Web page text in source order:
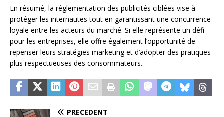
En résumé, la réglementation des publicités ciblées vise à
protéger les internautes tout en garantissant une concurrence
loyale entre les acteurs du marché. Si elle représente un défi
pour les entreprises, elle offre également l’opportunité de
repenser leurs stratégies marketing et d’adopter des pratiques
plus respectueuses des consommateurs.
PRÉCÉDENT